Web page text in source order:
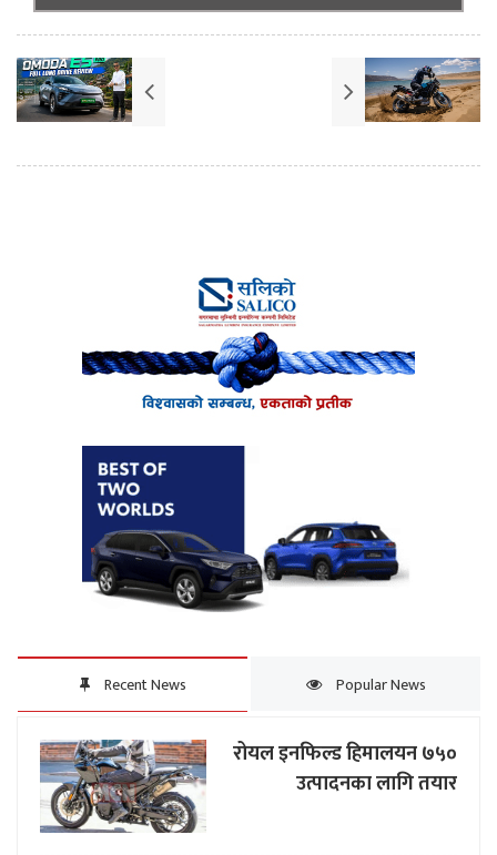
Recent News Popular News
रोयल इनफिल्ड हिमालयन ७५०
उत्पादनका लागि तयार